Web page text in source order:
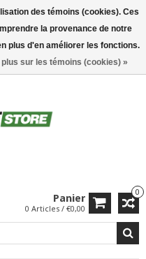
0
Panier
0 Articles / €0,00
des témoins (cookies). Ces
la provenance de notre
plus d'en améliorer les fonctions.
plus sur les témoins (cookies) »